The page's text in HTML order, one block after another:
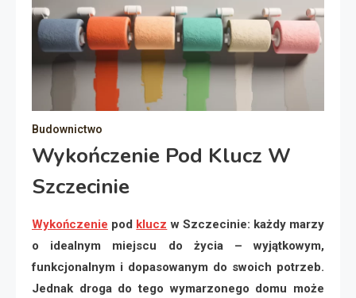
Budownictwo
Wykończenie Pod Klucz W
Szczecinie
Wykończenie pod klucz w Szczecinie: każdy marzy
o idealnym miejscu do życia – wyjątkowym,
funkcjonalnym i dopasowanym do swoich potrzeb.
Jednak droga do tego wymarzonego domu może